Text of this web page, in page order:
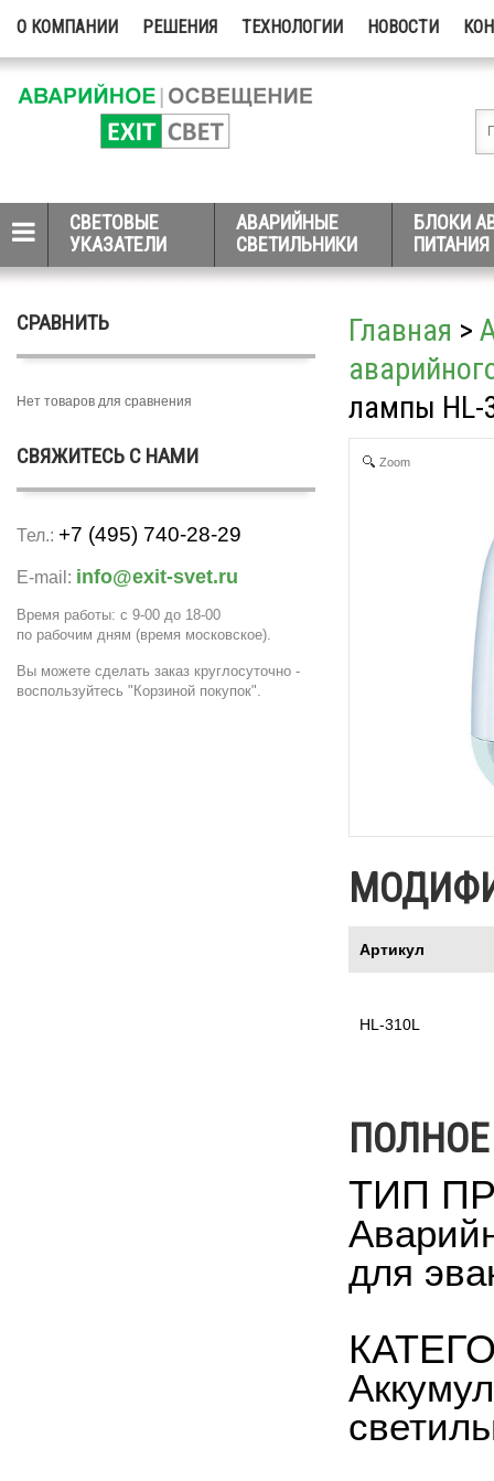
О КОМПАНИИ РЕШЕНИЯ ТЕХНОЛОГИИ НОВОСТИ
СВЕТОВЫЕ
УКАЗАТЕЛИ
АВАРИЙНЫЕ
СВЕТИЛЬНИКИ
БЛОКИ
ПИТАНИЯ
СРАВНИТЬ
Нет товаров для сравнения
СВЯЖИТЕСЬ С НАМИ
Тел.: +7 (495) 740-28-29
E-mail: info@exit-svet.ru
Время работы: с 9-00 до 18-00
по рабочим дням (время московское).
Вы можете сделать заказ круглосуточно -
воспользуйтесь "Корзиной покупок".
Главная >
лампы HL-
Zoom
Артикул
HL-310L
ТИП
для